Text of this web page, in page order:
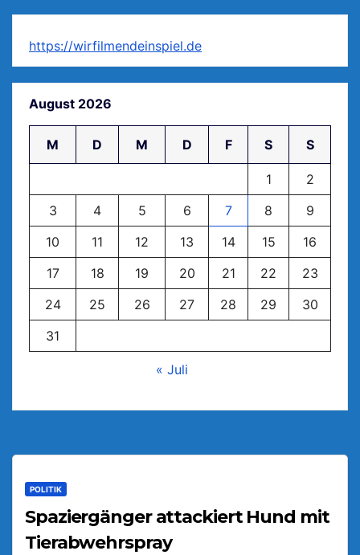
https://wirfilmendeinspiel.de
August 2026
M D M D F S S
1
2
3
4 5 6 7 8
9
10
11 12 13 14 15
16
17
18 19 20 21 22
23
24
25 26 27 28 29
30
31
« Juli
POLITIK
Spaziergänger attackiert Hund mit
Tierabwehrspray